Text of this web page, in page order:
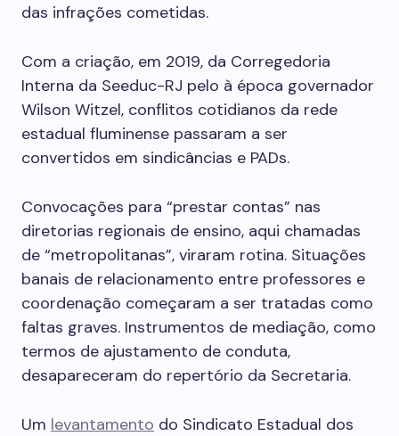
das infrações cometidas.
Com a criação, em 2019, da Corregedoria
Interna da Seeduc-RJ pelo à época governador
Wilson Witzel, conflitos cotidianos da rede
estadual fluminense passaram a ser
convertidos em sindicâncias e PADs.
Convocações para “prestar contas” nas
diretorias regionais de ensino, aqui chamadas
de “metropolitanas”, viraram rotina. Situações
banais de relacionamento entre professores e
coordenação começaram a ser tratadas como
faltas graves. Instrumentos de mediação, como
termos de ajustamento de conduta,
desapareceram do repertório da Secretaria.
Um levantamento do Sindicato Estadual dos